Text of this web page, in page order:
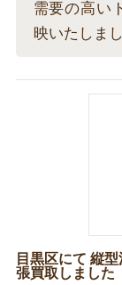
需要の高い
映いたしまし
目黒区にて 縦
張買取しました